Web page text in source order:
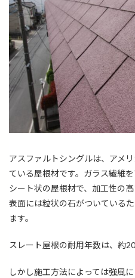
アスファルトシングルは、アメ
ている屋根材です。ガラス繊維
シート状の屋根材で、加工性の高
表面には粒状の石がついている
ます。
スレート屋根の耐用年数は、約
しかし施工方法によっては強風